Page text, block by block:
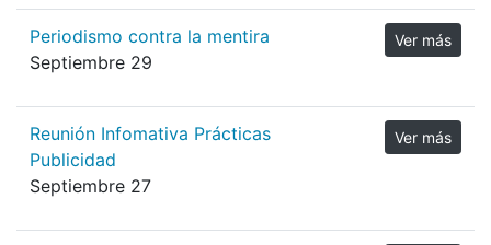
Periodismo contra la mentira
Septiembre 29
Ver más
Reunión Infomativa Prácticas
Publicidad
Septiembre 27
Ver más